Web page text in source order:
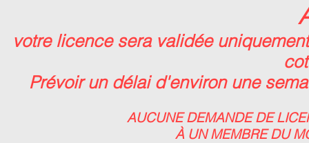
votre licence sera validéeuniquem
Prévoir un délai d'environ une
AUCUNE DEMANDE DE
À UN MEMBRE DU